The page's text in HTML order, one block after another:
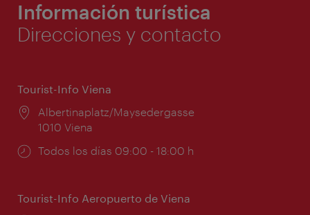
Información turística
Direcciones y contacto
Tourist-Info Viena
Lugar:
Albertinaplatz/Maysedergasse
1010 Viena
Horarios
Todos los días 09:00 - 18:00 h
Tourist-Info Aeropuerto de Viena